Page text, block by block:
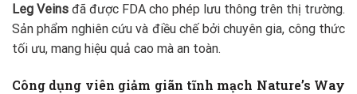
Leg Veins đã được FDA cho phép lưu thông trên thị trường.
Sản phẩm nghiên cứu và điều chế bởi chuyên gia, công thức
tối ưu, mang hiệu quả cao mà an toàn.
Công dụng viên giảm giãn tĩnh mạch Nature’s Way